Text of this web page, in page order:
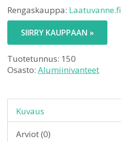
Rengaskauppa: Laatuvanne.fi
SIIRRY KAUPPAAN »
Tuotetunnus: 150
Osasto: Alumiinivanteet
Kuvaus
Arviot (0)